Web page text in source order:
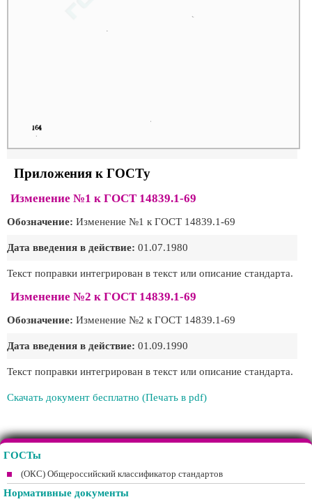
Приложения к ГОСТу
Изменение №1 к ГОСТ 14839.1-69
Обозначение: Изменение №1 к ГОСТ 14839.1-69
Дата введения в действие: 01.07.1980
Текст поправки интегрирован в текст или описание стандарта.
Изменение №2 к ГОСТ 14839.1-69
Обозначение: Изменение №2 к ГОСТ 14839.1-69
Дата введения в действие: 01.09.1990
Текст поправки интегрирован в текст или описание стандарта.
Скачать документ бесплатно (Печать в pdf)
ГОСТы
(ОКС) Общероссийский классификатор стандартов
Нормативные документы